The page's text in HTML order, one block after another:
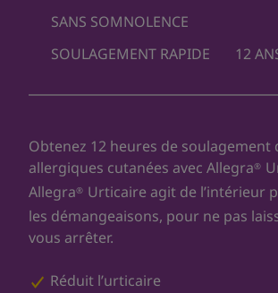
SANS SOMNOLENCE
SOULAGEMENT RAPIDE
12
Obtenez 12 heures de soulagement
allergiques cutanées avec Allegra®
Allegra® Urticaire agit de l’intérieur
les démangeaisons, pour ne pas
vous arrêter.
Réduit l’urticaire